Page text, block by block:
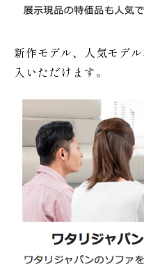
新作モデル、人気モデ
入いただけます。